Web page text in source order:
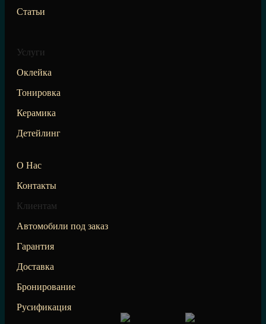
Статьи
Услуги
Оклейка
Тонировка
Керамика
Детейлинг
О Нас
Контакты
Клиентам
Автомобили под заказ
Гарантия
Доставка
Бронирование
Русификация